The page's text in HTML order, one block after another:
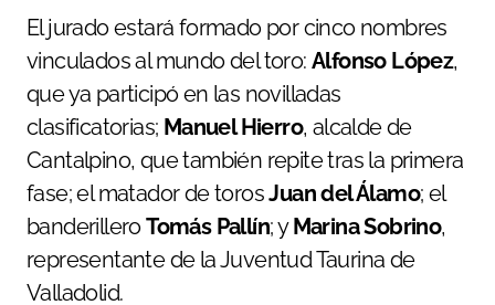
El jurado estará formado por cinco nombres
vinculados al mundo del toro: Alfonso López,
que ya participó en las novilladas
clasificatorias; Manuel Hierro, alcalde de
Cantalpino, que también repite tras la primera
fase; el matador de torosJuan del Álamo; el
banderilleroTomás Pallín; yMarina Sobrino,
representante de la Juventud Taurina de
Valladolid.